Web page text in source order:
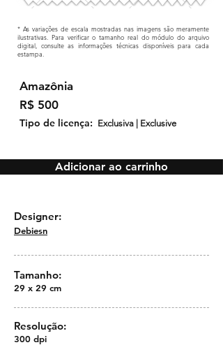
* As variações de escala mostradas nas imagens são meramente
ilustrativas. Para verificar o tamanho real do módulo do arquivo
digital, consulte as informações técnicas disponíveis para cada
estampa.
Amazônia
R$ 500
Tipo de licença: Exclusiva | Exclusive
Adicionar ao carrinho
Designer:
Debiesn
Tamanho:
29 x 29 cm
Resolução:
300 dpi